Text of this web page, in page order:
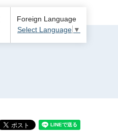
Foreign Language
Select Language ▼